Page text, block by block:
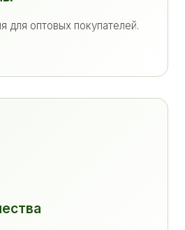
для оптовых покупателей.